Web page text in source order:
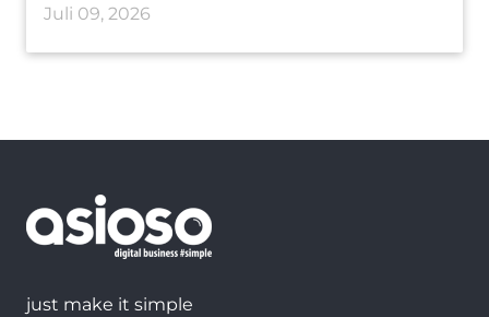
Juli 09, 2026
just make it simple